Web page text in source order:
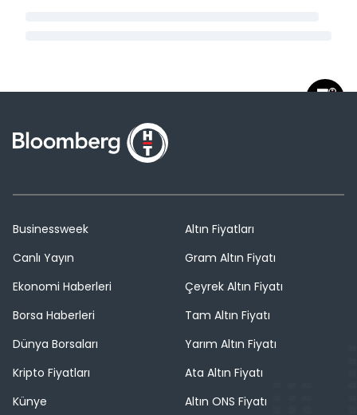
Businessweek
Canlı Yayın
Ekonomi Haberleri
Borsa Haberleri
Dünya Borsaları
Kripto Fiyatları
Künye
Altın Fiyatları
Gram Altın Fiyatı
Çeyrek Altın Fiyatı
Tam Altın Fiyatı
Yarım Altın Fiyatı
Ata Altın Fiyatı
Altın ONS Fiyatı